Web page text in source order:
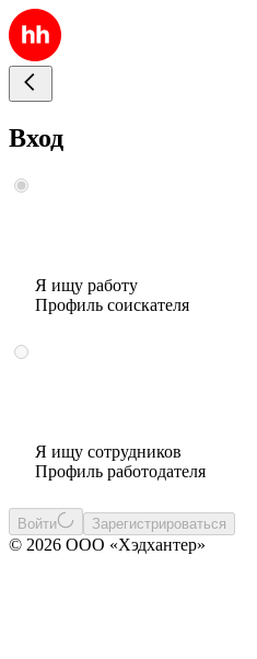
Вход
Я ищу работу
Профиль соискателя
Я ищу сотрудников
Профиль работодателя
Войти Зарегистрироваться
© 2026 ООО «Хэдхантер»